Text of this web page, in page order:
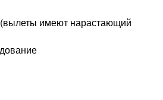
имеют нарастающий